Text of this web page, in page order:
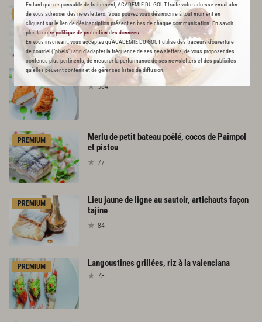
En tant que responsable de traitement, ACADEMIE DU GOUT traite votre adresse email afin
de vous adresser des newsletters. Vous pouvez vous désinscrire à tout moment en
cliquant sur le lien de désinscription présent en bas de chaque communication. En savoir
plus lanotre politique de protection des données
En vous inscrivant, vous acceptez qu'ACADEMIE DU GOUT utilise des traceurs d’ouverture
de courriel (“pixels”) afin d’adapter la fréquence de ses newsletters, de vous proposer des
contenus plus pertinents, de mesurer la performance de ses newsletters et des publicités
qu’elles peuvent contenir et de gérer ses listes de diffusion.
PREMIUM Plateau de fruitsde merroyal
113
RECETTE OFFERTE ! Fishandchips
584
PREMIUM
Merlu de petit bateau poêlé, cocos de Paimpol
et pistou
77
PREMIUM
Lieu jaune de ligne au sautoir, artichauts façon
tajine
84
PREMIUM Langoustinesgrillées, rizà lavalenciana
73